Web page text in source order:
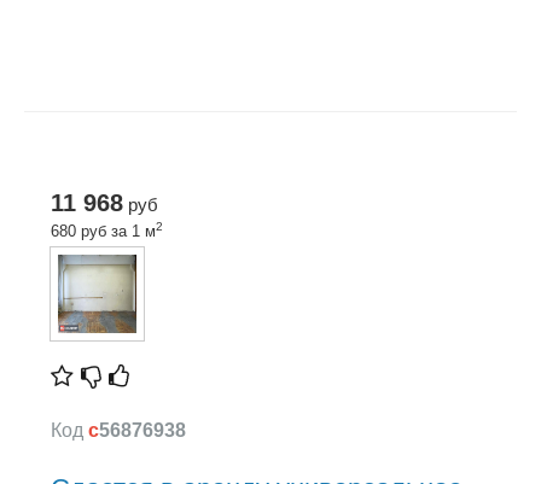
11 968 руб
680 руб за 1 м2
Код c56876938